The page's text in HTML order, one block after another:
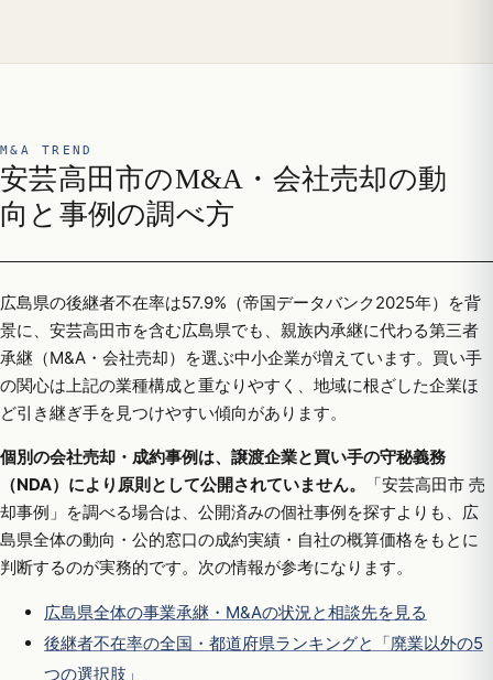
M&A TREND
安芸高田市のM&A・会社売却の動
向と事例の調べ方
広島県の後継者不在率は57.9%（帝国データバンク2025年）を背
景に、安芸高田市を含む広島県でも、親族内承継に代わる第三者
承継（M&A・会社売却）を選ぶ中小企業が増えています。買い手
の関心は上記の業種構成と重なりやすく、地域に根ざした企業ほ
ど引き継ぎ手を見つけやすい傾向があります。
個別の会社売却・成約事例は、譲渡企業と買い手の守秘義務
（NDA）により原則として公開されていません。
「安芸高田市 売
却事例」を調べる場合は、公開済みの個社事例を探すよりも、広
島県全体の動向・公的窓口の成約実績・自社の概算価格をもとに
判断するのが実務的です。次の情報が参考になります。
広島県全体の事業承継・M&Aの状況と相談先を見る
後継者不在率の全国・都道府県ランキングと「廃業以外の5
つの選択肢」